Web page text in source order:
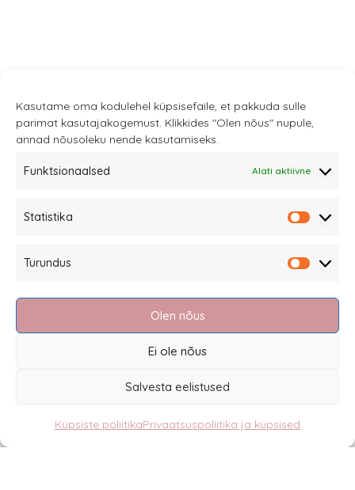
Kasutame oma kodulehel küpsisefaile, et pakkuda sulle
parimat kasutajakogemust. Klikkides "Olen nõus" nupule,
annad nõusoleku nende kasutamiseks.
Funktsionaalsed Alati aktiivne
Statistika
Turundus
Olen nõus
Ei ole nõus
Salvesta eelistused
Küpsiste poliitikaPrivaatsuspoliitika ja küpsised
Müügitingimused
Kauba tagastamine